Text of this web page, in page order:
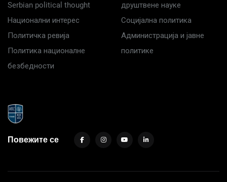
Serbian political thought
Национални интерес
Политичка ревија
Политика националне
безбедности
друштвене науке
Социјална политика
Администрација и јавне
политике
Повежите се